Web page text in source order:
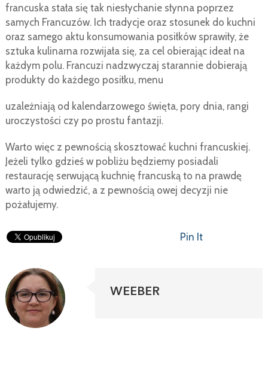
francuska stała się tak niesłychanie słynna poprzez
samych Francuzów. Ich tradycje oraz stosunek do kuchni
oraz samego aktu konsumowania posiłków sprawiły, że
sztuka kulinarna rozwijała się, za cel obierając ideał na
każdym polu. Francuzi nadzwyczaj starannie dobierają
produkty do każdego posiłku, menu
uzależniają od kalendarzowego święta, pory dnia, rangi
uroczystości czy po prostu fantazji.
Warto więc z pewnością skosztować kuchni francuskiej.
Jeżeli tylko gdzieś w pobliżu będziemy posiadali
restaurację serwującą kuchnię francuską to na prawdę
warto ją odwiedzić, a z pewnością owej decyzji nie
pożałujemy.
Pin It
WEEBER